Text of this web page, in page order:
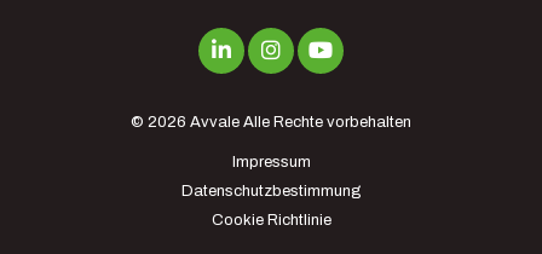
© 2026 Avvale Alle Rechte vorbehalten
Impressum
Datenschutzbestimmung
Cookie Richtlinie